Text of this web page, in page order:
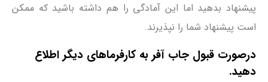
پیشنهاد بدهید اما این آمادگی را هم داشته باشید که ممکن
است پیشنهاد شما را نپذیرند.
درصورت قبول جاب آفر به کارفرماهای دیگر اطلاع
دهید.